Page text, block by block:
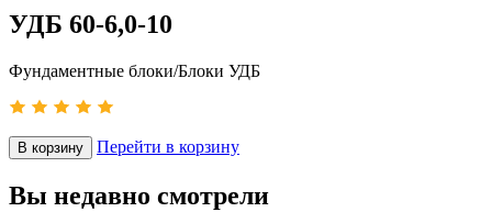
УДБ 60-6,0-10
Фундаментные блоки/Блоки УДБ
В корзину Перейти в корзину
Вы недавно смотрели